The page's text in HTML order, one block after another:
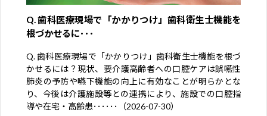
Q. 歯科医療現場で「かかりつけ」歯科衛生士機能を
根づかせるに･･･
Q. 歯科医療現場で「かかりつけ」歯科衛生士機能を根づ
かせるには？現状、要介護高齢者への口腔ケアは誤嚥性
肺炎の予防や嚥下機能の向上に有効なことが明らかとな
り、今後は介護施設等との連携により、施設での口腔指
導や在宅・高齢患･･････（2026-07-30）